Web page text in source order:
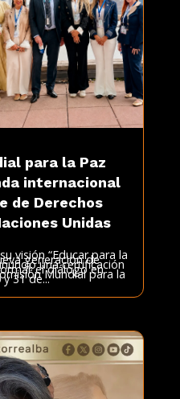
para la Paz
internacional
de Derechos
Unidas
visión “Educar para la
generación de
una certificación
el diálogo en
Mundial para la
31 de...